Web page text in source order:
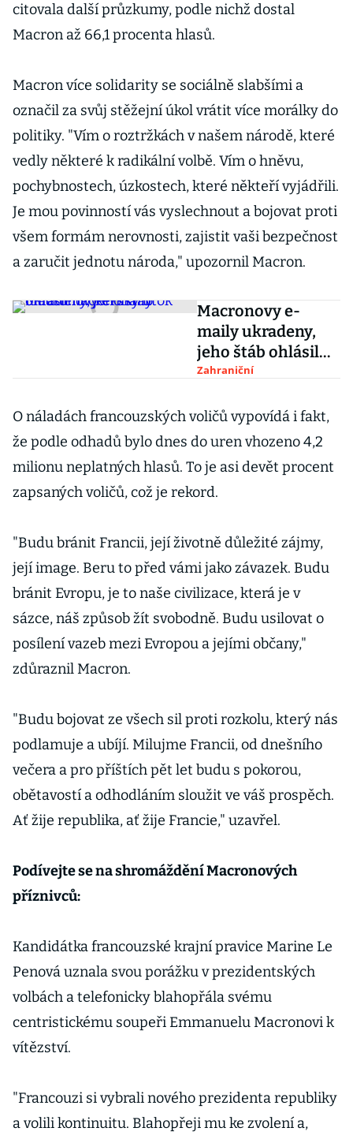
citovala další průzkumy, podle nichž dostal
Macron až 66,1 procenta hlasů.
Macron více solidarity se sociálně slabšími a
označil za svůj stěžejní úkol vrátit více morálky do
politiky. "Vím o roztržkách v našem národě, které
vedly některé k radikální volbě. Vím o hněvu,
pochybnostech, úzkostech, které někteří vyjádřili.
Je mou povinností vás vyslechnout a bojovat proti
všem formám nerovnosti, zajistit vaši bezpečnost
a zaručit jednotu národa," upozornil Macron.
Macronovy e-
maily ukradeny,
jeho štáb ohlásil
hackerský útok
Zahraniční
O náladách francouzských voličů vypovídá i fakt,
že podle odhadů bylo dnes do uren vhozeno 4,2
milionu neplatných hlasů. To je asi devět procent
zapsaných voličů, což je rekord.
"Budu bránit Francii, její životně důležité zájmy,
její image. Beru to před vámi jako závazek. Budu
bránit Evropu, je to naše civilizace, která je v
sázce, náš způsob žít svobodně. Budu usilovat o
posílení vazeb mezi Evropou a jejími občany,"
zdůraznil Macron.
"Budu bojovat ze všech sil proti rozkolu, který nás
podlamuje a ubíjí. Milujme Francii, od dnešního
večera a pro příštích pět let budu s pokorou,
obětavostí a odhodláním sloužit ve váš prospěch.
Ať žije republika, ať žije Francie," uzavřel.
Podívejte se na shromáždění Macronových
příznivců:
Kandidátka francouzské krajní pravice Marine Le
Penová uznala svou porážku v prezidentských
volbách a telefonicky blahopřála svému
centristickému soupeři Emmanuelu Macronovi k
vítězství.
"Francouzi si vybrali nového prezidenta republiky
a volili kontinuitu. Blahopřeji mu ke zvolení a,